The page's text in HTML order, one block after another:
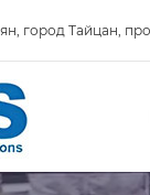
город Тайцан,